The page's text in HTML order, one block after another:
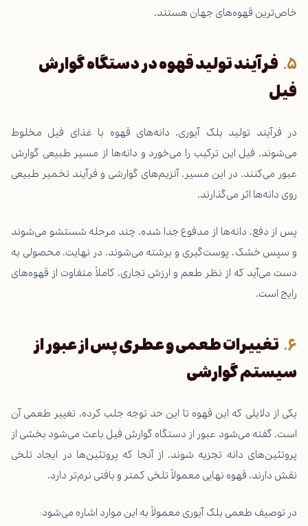
خاص‌ترین قهوه‌های جهان هستند.
فرآیند تولید قهوه در دستگاه گوارش
فیل
در فرآیند تولید بلک آیوری، دانه‌های قهوه با غذای فیل مخلوط
می‌شوند. فیل این ترکیب را می‌خورد و دانه‌ها از مسیر طبیعی گوارش
عبور می‌کنند. در این مسیر، آنزیم‌های گوارشی و فرآیند تخمیر طبیعی
روی دانه‌ها اثر می‌گذارند.
پس از دفع، دانه‌ها از مدفوع جدا شده، چند مرحله شستشو می‌شوند
و سپس خشک، پوست‌گیری و برشته می‌شوند. در نهایت، محصولی به
دست می‌آید که از نظر طعم و ارزش تجاری، کاملاً متفاوت از قهوه‌های
رایج است.
تغییرات طعمی و عطری پس از عبور از
سیستم گوارشی
یکی از دلایلی که این قهوه تا این حد توجه جلب کرده، تغییر طعمی آن
است. گفته می‌شود عبور از دستگاه گوارش فیل باعث می‌شود بخشی از
پروتئین‌های دانه تجزیه شوند. از آنجا که پروتئین‌ها در ایجاد تلخی
نقش دارند، قهوه نهایی معمولاً تلخی کمتر و بافتی نرم‌تر دارد.
در توصیف طعمی بلک آیوری معمولاً به این موارد اشاره می‌شود: